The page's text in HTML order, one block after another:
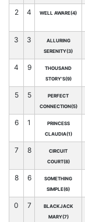
2 4 WELL AWARE(4)
3 3
ALLURING
SERENITY(3)
4 9
THOUSAND
STORY'S(9)
5 5
PERFECT
CONNECTION(5)
6 1
PRINCESS
CLAUDIA(1)
7 8
CIRCUIT
COURT(8)
8 6
SOMETHING
SIMPLE(6)
0 7
BLACKJACK
MARY(7)